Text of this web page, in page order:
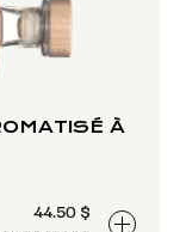
À
44.50 $